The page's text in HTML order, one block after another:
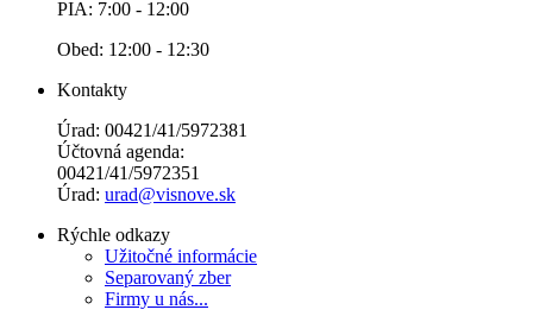
PIA: 7:00 - 12:00
Obed: 12:00 - 12:30
Kontakty
Úrad: 00421/41/5972381
Účtovná agenda:
00421/41/5972351
Úrad: urad@visnove.sk
Rýchle odkazy
Užitočné informácie
Separovaný zber
Firmy u nás...